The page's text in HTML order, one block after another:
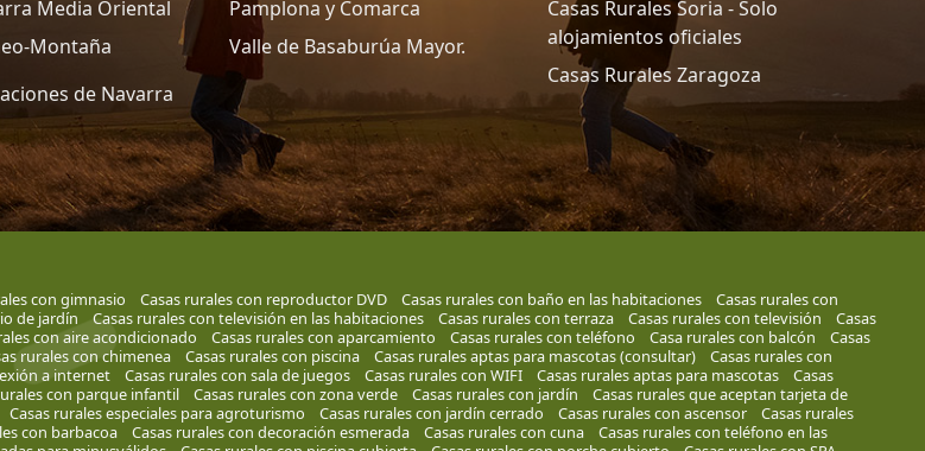
Media Oriental
Pamplona y Comarca
Montaña
Valle de Basaburúa Mayor.
de Navarra
Casas Rurales Soria - Solo
alojamientos oficiales
Casas Rurales Zaragoza
con gimnasio Casas rurales con reproductor DVD Casas rurales con baño en las habitaciones
Casas rurales con
de jardín Casas rurales con televisión en las habitaciones Casas rurales con terraza Casas rurales con televisión
Casas
con aire acondicionado Casas rurales con aparcamiento Casas rurales con teléfono Casa rurales con balcón
Casas
rurales con chimenea Casas rurales con piscina Casas rurales aptas para mascotas (consultar)
Casas rurales con
a internet Casas rurales con sala de juegos Casas rurales con WIFI Casas rurales aptas para mascotas
Casas
con parque infantil Casas rurales con zona verde Casas rurales con jardín
Casas rurales que aceptan tarjeta de
Casas rurales especiales para agroturismo Casas rurales con jardín cerrado Casas rurales con ascensor
Casas rurales
con barbacoa Casas rurales con decoración esmerada Casas rurales con cuna
Casas rurales con teléfono en las